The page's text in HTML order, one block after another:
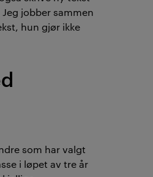
jobber sammen
hun gjør ikke
som har valgt
i løpet av tre år